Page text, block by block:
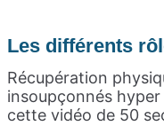
Les différents
Récupération
insoupçonnés
cette vidéo de 50